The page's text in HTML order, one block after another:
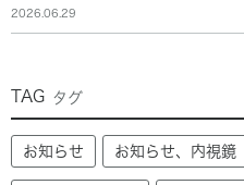
2026.06.29
TAG タグ
お知らせ お知らせ、内視鏡